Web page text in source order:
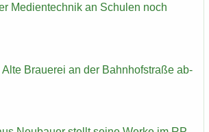
Me­di­en­tech­nik an Schu­len noch
Alte Braue­rei an der Bahn­hof­stra­ße ab­